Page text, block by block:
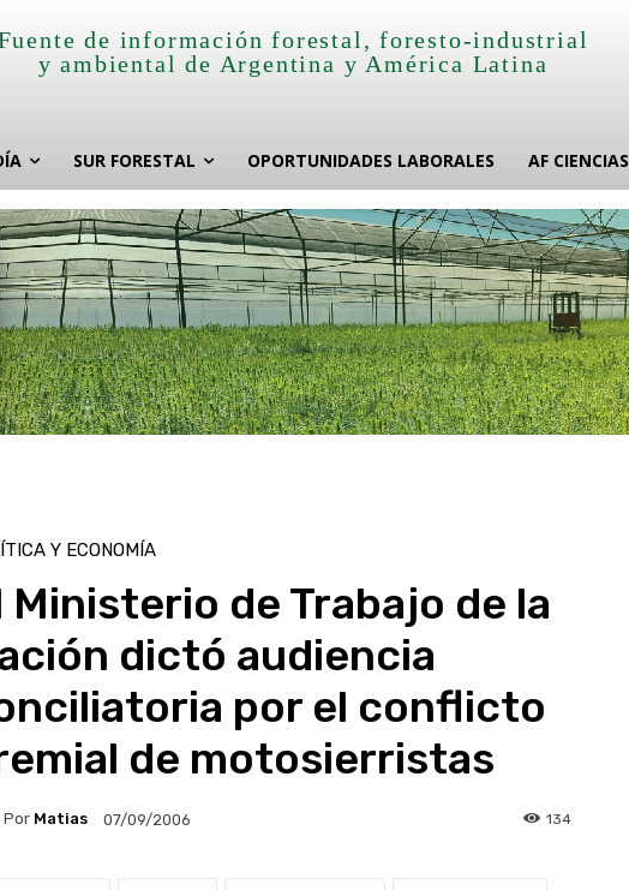
de información forestal, foresto-industrial
y ambiental de Argentina y América Latina
SUR FORESTAL OPORTUNIDADES LABORALES AF CIENCIAS
Y ECONOMÍA
Ministerio de Trabajo de la
dictó audiencia
por el conflicto
de motosierristas
Por Matias 07/09/2006 134